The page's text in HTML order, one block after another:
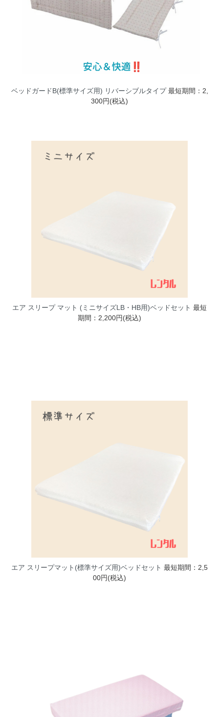
ベッドガードB(標準サイズ用) リバーシブルタイプ 最短期間：2,
300円(税込)
エア スリープ マット (ミニサイズLB・HB用)ベッドセット 最短
期間：2,200円(税込)
エア スリープマット(標準サイズ用)ベッドセット 最短期間：2,5
00円(税込)